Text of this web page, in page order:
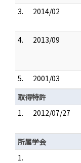
3.
2014/02
4.
2013/09
5.
2001/03
取得特許
1.
2012/07/27
所属学会
1.